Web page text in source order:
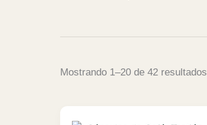
Mostrando 1–20 de 42 resultados